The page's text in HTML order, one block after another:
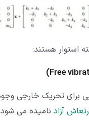
استوار هستند:
برای تحریک خارجی
آزاد نامیده می